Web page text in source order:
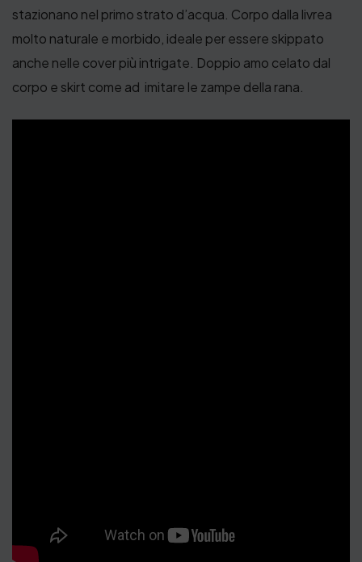
stazionano nel primo strato d’acqua. Corpo dalla livrea
molto naturale e morbido, ideale per essere skippato
anche nelle cover più intrigate. Doppio amo celato dal
corpo e skirt come ad imitare le zampe della rana.